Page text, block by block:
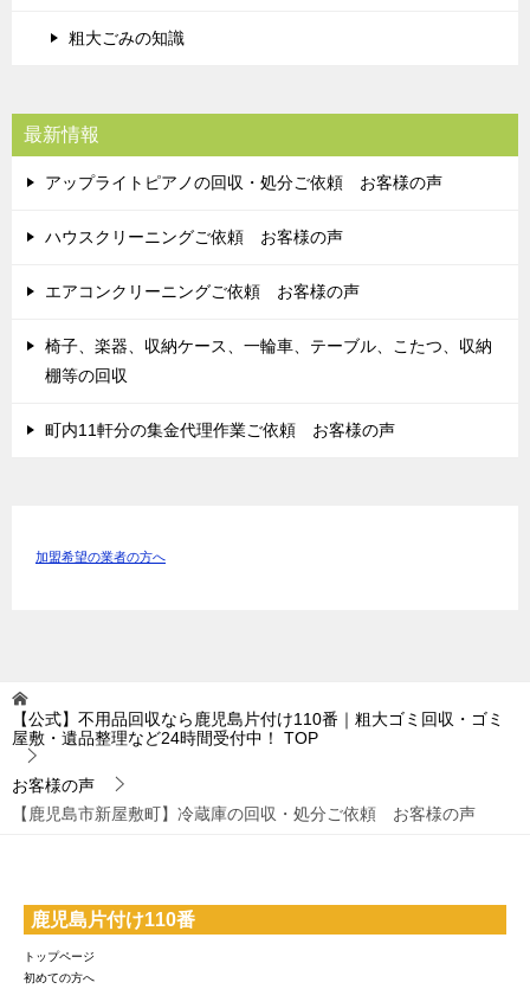
粗大ごみの知識
最新情報
アップライトピアノの回収・処分ご依頼 お客様の声
ハウスクリーニングご依頼 お客様の声
エアコンクリーニングご依頼 お客様の声
椅子、楽器、収納ケース、一輪車、テーブル、こたつ、収納
棚等の回収
町内11軒分の集金代理作業ご依頼 お客様の声
加盟希望の業者の方へ
【公式】不用品回収なら鹿児島片付け110番｜粗大ゴミ回収・ゴミ
屋敷・遺品整理など24時間受付中！
TOP
お客様の声
【鹿児島市新屋敷町】冷蔵庫の回収・処分ご依頼 お客様の声
鹿児島片付け110番
トップページ
初めての方へ